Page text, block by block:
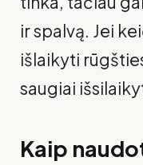
ir spalvą. Jei
išlaikyti
saugiai
Kaip